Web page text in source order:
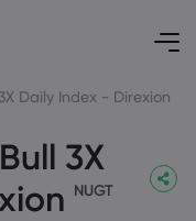
Daily Index - Direxion
3X
NUGT